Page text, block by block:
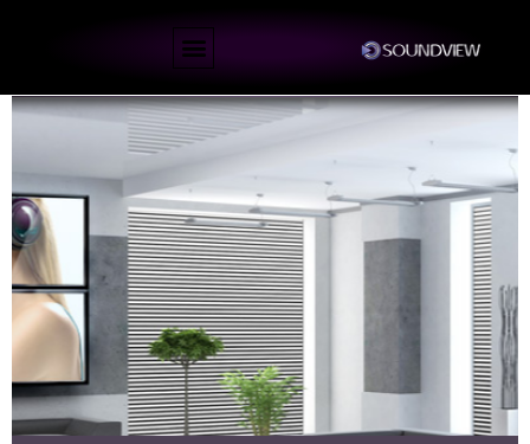
עמוד הבית